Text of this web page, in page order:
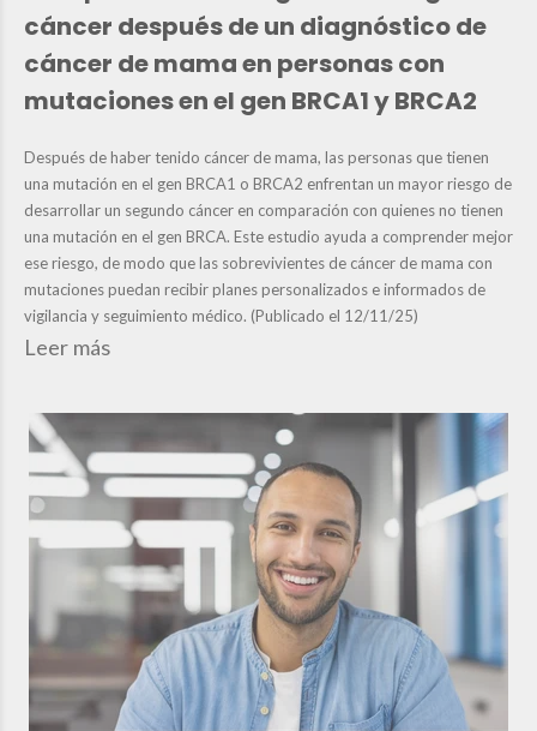
cáncer después de un diagnóstico de
cáncer de mama en personas con
mutaciones en el gen BRCA1 y BRCA2
Después de haber tenido cáncer de mama, las personas que tienen
una mutación en el gen BRCA1 o BRCA2 enfrentan un mayor riesgo de
desarrollar un segundo cáncer en comparación con quienes no tienen
una mutación en el gen BRCA. Este estudio ayuda a comprender mejor
ese riesgo, de modo que las sobrevivientes de cáncer de mama con
mutaciones puedan recibir planes personalizados e informados de
vigilancia y seguimiento médico. (Publicado el 12/11/25)
Leer más